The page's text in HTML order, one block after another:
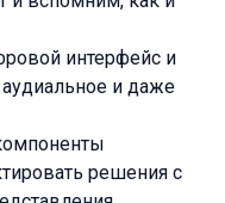
интерфейс и
аудиальное и даже
решения с